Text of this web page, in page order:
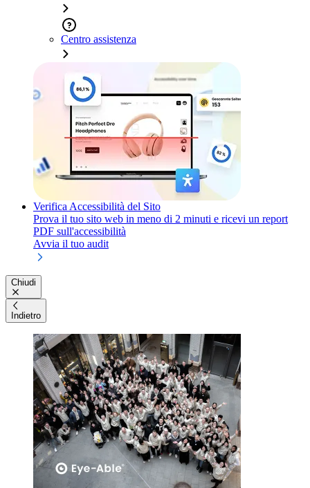
Centro assistenza
Verifica Accessibilità del Sito
Prova il tuo sito web in meno di 2 minuti e ricevi un report
PDF sull'accessibilità
Avvia il tuo audit
Chiudi
Indietro